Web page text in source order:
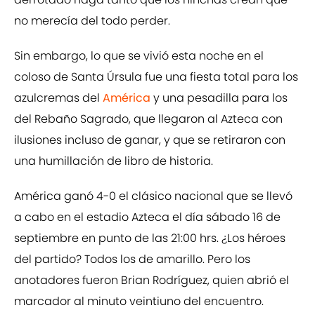
no merecía del todo perder.
Sin embargo, lo que se vivió esta noche en el
coloso de Santa Úrsula fue una fiesta total para los
azulcremas del América y una pesadilla para los
del Rebaño Sagrado, que llegaron al Azteca con
ilusiones incluso de ganar, y que se retiraron con
una humillación de libro de historia.
América ganó 4-0 el clásico nacional que se llevó
a cabo en el estadio Azteca el día sábado 16 de
septiembre en punto de las 21:00 hrs. ¿Los héroes
del partido? Todos los de amarillo. Pero los
anotadores fueron Brian Rodríguez, quien abrió el
marcador al minuto veintiuno del encuentro.